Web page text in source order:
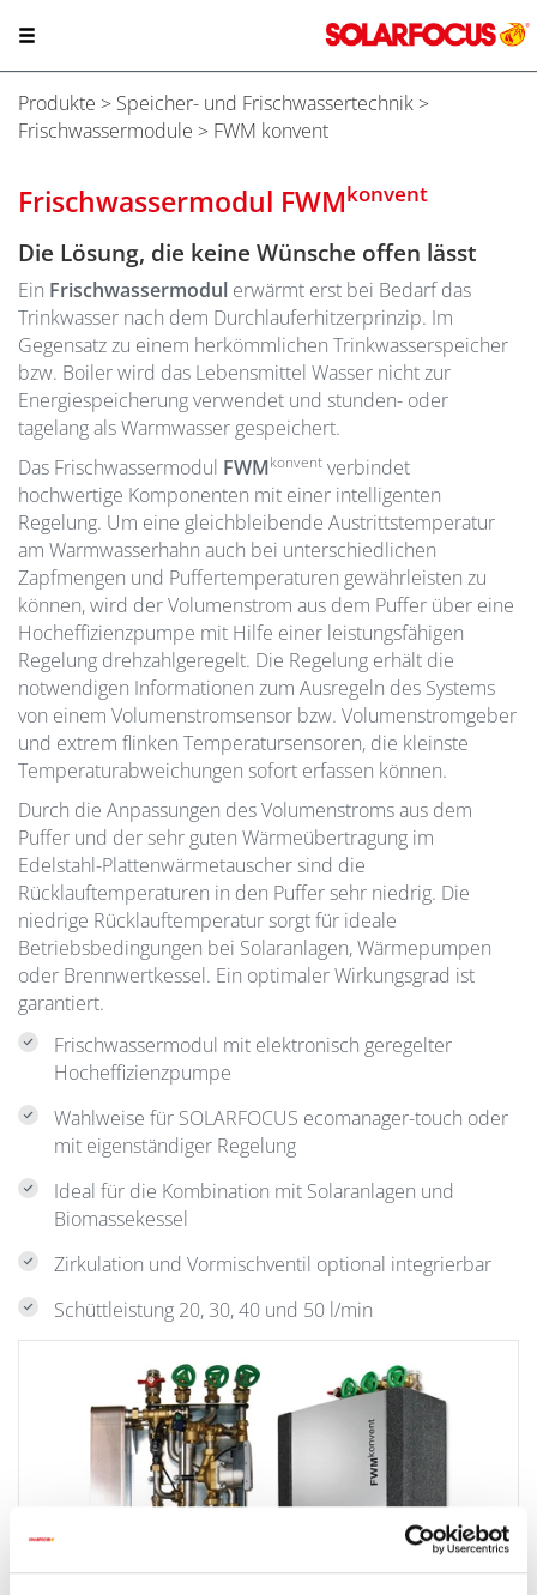
Produkte > Speicher- und Frischwassertechnik >
Frischwassermodule > FWM konvent
Frischwassermodul FWMkonvent
Die Lösung, die keine Wünsche offen lässt
Ein Frischwassermodul erwärmt erst bei Bedarf das
Trinkwasser nach dem Durchlauferhitzerprinzip. Im
Gegensatz zu einem herkömmlichen Trinkwasserspeicher
bzw. Boiler wird das Lebensmittel Wasser nicht zur
Energiespeicherung verwendet und stunden- oder
tagelang als Warmwasser gespeichert.
Das Frischwassermodul FWMkonvent verbindet
hochwertige Komponenten mit einer intelligenten
Regelung. Um eine gleichbleibende Austrittstemperatur
am Warmwasserhahn auch bei unterschiedlichen
Zapfmengen und Puffertemperaturen gewährleisten zu
können, wird der Volumenstrom aus dem Puffer über eine
Hocheffizienzpumpe mit Hilfe einer leistungsfähigen
Regelung drehzahlgeregelt. Die Regelung erhält die
notwendigen Informationen zum Ausregeln des Systems
von einem Volumenstromsensor bzw. Volumenstromgeber
und extrem flinken Temperatursensoren, die kleinste
Temperaturabweichungen sofort erfassen können.
Durch die Anpassungen des Volumenstroms aus dem
Puffer und der sehr guten Wärmeübertragung im
Edelstahl-Plattenwärmetauscher sind die
Rücklauftemperaturen in den Puffer sehr niedrig. Die
niedrige Rücklauftemperatur sorgt für ideale
Betriebsbedingungen bei Solaranlagen, Wärmepumpen
oder Brennwertkessel. Ein optimaler Wirkungsgrad ist
garantiert.
Frischwassermodul mit elektronisch geregelter
Hocheffizienzpumpe
Wahlweise für SOLARFOCUS ecomanager-touch oder
mit eigenständiger Regelung
Ideal für die Kombination mit Solaranlagen und
Biomassekessel
Zirkulation und Vormischventil optional integrierbar
Schüttleistung 20, 30, 40 und 50 l/min